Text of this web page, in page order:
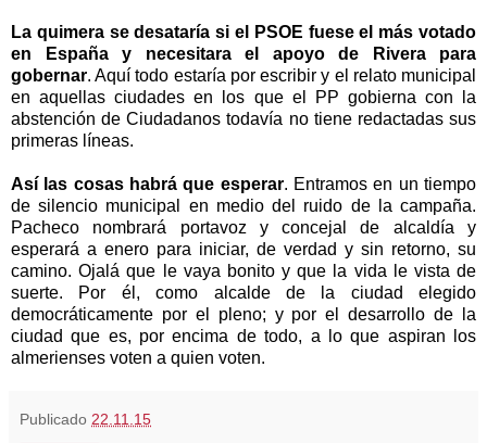
La quimera se desataría si el PSOE fuese el más votado
en España y necesitara el apoyo de Rivera para
gobernar. Aquí todo estaría por escribir y el relato municipal
en aquellas ciudades en los que el PP gobierna con la
abstención de Ciudadanos todavía no tiene redactadas sus
primeras líneas.
Así las cosas habrá que esperar. Entramos en un tiempo
de silencio municipal en medio del ruido de la campaña.
Pacheco nombrará portavoz y concejal de alcaldía y
esperará a enero para iniciar, de verdad y sin retorno, su
camino. Ojalá que le vaya bonito y que la vida le vista de
suerte. Por él, como alcalde de la ciudad elegido
democráticamente por el pleno; y por el desarrollo de la
ciudad que es, por encima de todo, a lo que aspiran los
almerienses voten a quien voten.
Publicado 22.11.15